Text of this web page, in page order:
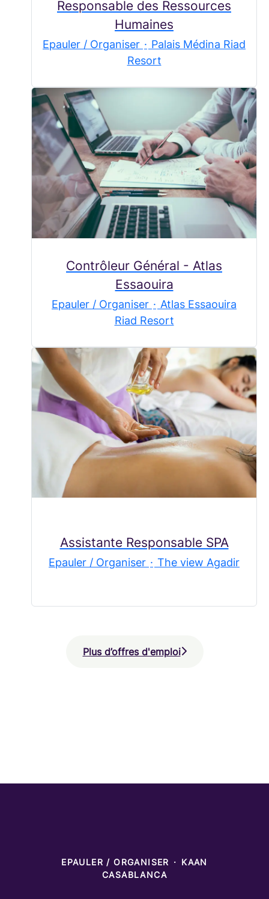
Responsable des Ressources
Humaines
Epauler / Organiser · Palais Médina Riad
Resort
Contrôleur Général - Atlas
Essaouira
Epauler / Organiser · Atlas Essaouira
Riad Resort
Assistante Responsable SPA
Epauler / Organiser · The view Agadir
Plus d’offres d'emploi
EPAULER / ORGANISER · KAAN
CASABLANCA